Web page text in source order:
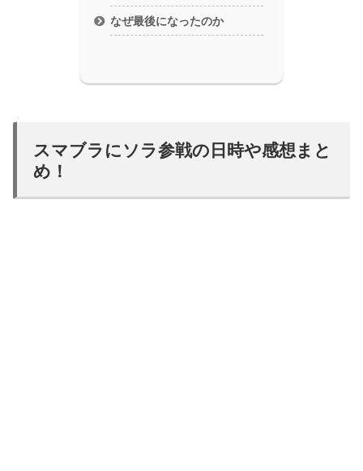
なぜ最後になったのか
スマブラにソラ参戦の日時や感想まと
め！